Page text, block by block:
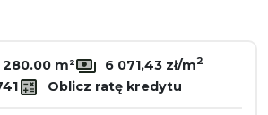
280.00 m² 6 071,43 zł/m2
Oblicz ratę kredytu